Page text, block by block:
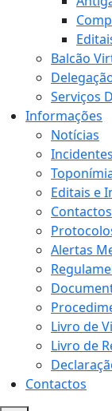
Balcão
Serviços
Informações
Notícias
Incidentes
Editais e
Alertas
Livro de
Livro de
Contactos